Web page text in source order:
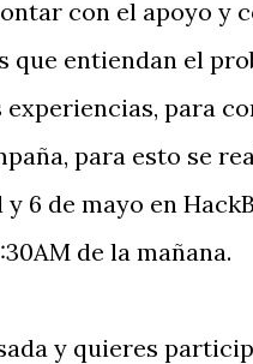
con el apoyo y
que entiendan el
experiencias, para
para esto se
6 de mayo en
de la mañana.
y quieres